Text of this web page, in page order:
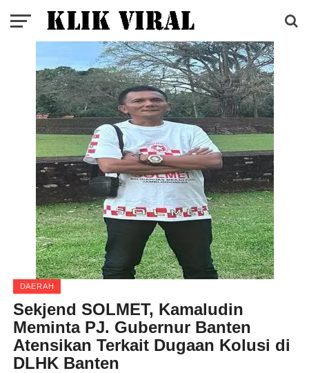
DAERAH
Sekjend SOLMET, Kamaludin
Meminta PJ. Gubernur Banten
Atensikan Terkait Dugaan Kolusi di
DLHK Banten